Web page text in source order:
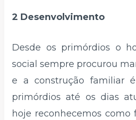
2 Desenvolvimento
Desde os primórdios o
social sempre procurou
e a construção familiar
primórdios até os dias
hoje reconhecemos